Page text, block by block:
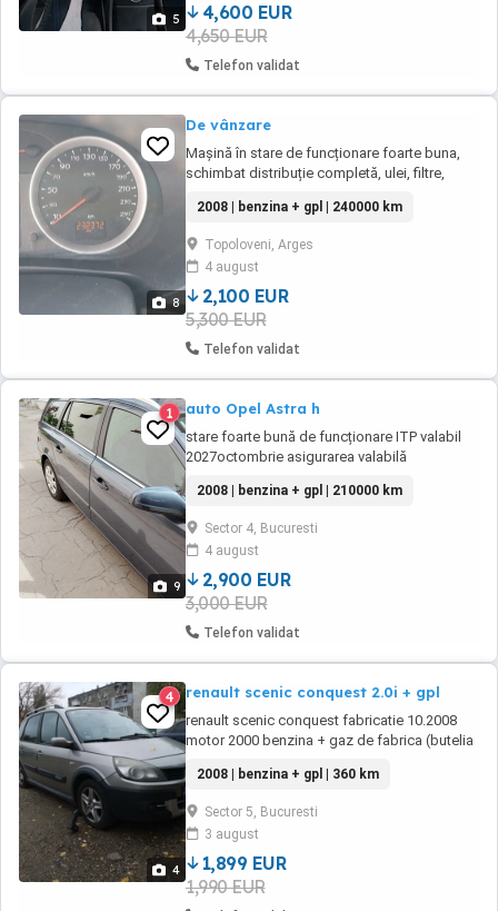
5
4,600 EUR
4,650 EUR
Telefon validat
8
De vânzare
Mașină în stare de funcționare foarte buna,
schimbat distribuție completă, ulei, filtre,
Are instalație de gaz, consum 7,5-9% gaz, 6%
benzină. AC functional.
2008 | benzina + gpl | 240000 km
Topoloveni, Arges
4 august
2,100 EUR
5,300 EUR
Telefon validat
9
1 auto Opel Astra h
stare foarte bună de funcționare ITP valabil
2027octombrie asigurarea valabilă
fiscal certificat mașina are instalație de gaz
nu sunt specificate toate dotările scuze vă
asigur că nu este o căzătură mașina e mai
mult stată
2008 | benzina + gpl | 210000 km
Sector 4, Bucuresti
4 august
2,900 EUR
3,000 EUR
Telefon validat
4
4 renault scenic conquest 2.0i + gpl
renault scenic conquest fabricatie 10.2008
motor 2000 benzina + gaz de fabrica (butelia
functionala schimbat recent bucsi cadru
motor bascule discuri placute etc. nu are
rugina sau accidente, dar nu e masina pt
pretentiosi, are nevoie de curatare interioara,
masina ...
2008 | benzina + gpl | 360 km
Sector 5, Bucuresti
3 august
1,899 EUR
1,990 EUR